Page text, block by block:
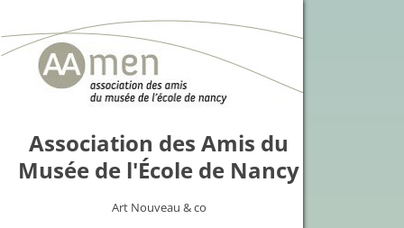
Association des Amis du
Musée de l'École de Nancy
Art Nouveau & co